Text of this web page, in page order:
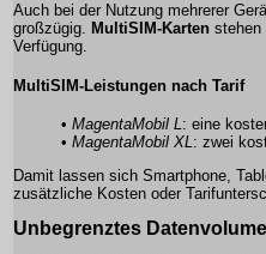
Auch bei der Nutzung mehrerer
großzügig. MultiSIM-Karten stehen
Verfügung.
MultiSIM-Leistungen nach Tarif
• MagentaMobil L: eine
• MagentaMobil XL: zwei
Damit lassen sich Smartphone,
zusätzliche Kosten oder
Unbegrenztes